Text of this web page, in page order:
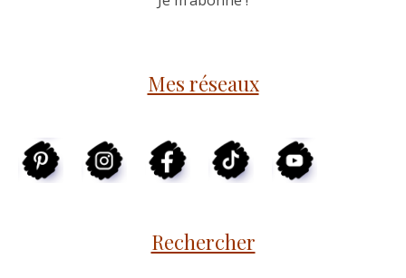
Mes réseaux
Rechercher